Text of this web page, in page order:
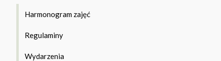
Harmonogram zajęć
Regulaminy
Wydarzenia